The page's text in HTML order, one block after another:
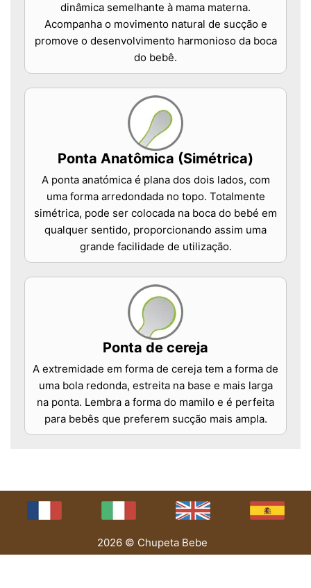
dinâmica semelhante à mama materna.
Acompanha o movimento natural de sucção e
promove o desenvolvimento harmonioso da boca
do bebê.
Ponta Anatômica (Simétrica)
A ponta anatómica é plana dos dois lados, com
uma forma arredondada no topo. Totalmente
simétrica, pode ser colocada na boca do bebé em
qualquer sentido, proporcionando assim uma
grande facilidade de utilização.
Ponta de cereja
A extremidade em forma de cereja tem a forma de
uma bola redonda, estreita na base e mais larga
na ponta. Lembra a forma do mamilo e é perfeita
para bebês que preferem sucção mais ampla.
2026 © Chupeta Bebe